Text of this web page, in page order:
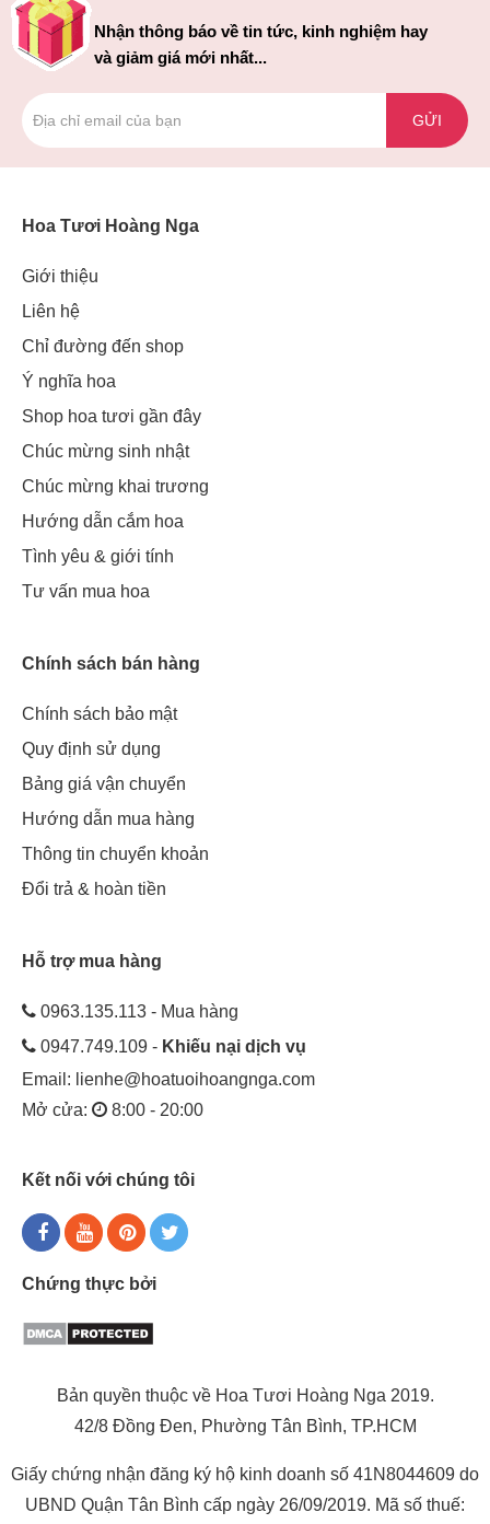
Nhận thông báo về tin tức, kinh nghiệm hay
và giảm giá mới nhất...
GỬI
Hoa Tươi Hoàng Nga
Giới thiệu
Liên hệ
Chỉ đường đến shop
Ý nghĩa hoa
Shop hoa tươi gần đây
Chúc mừng sinh nhật
Chúc mừng khai trương
Hướng dẫn cắm hoa
Tình yêu & giới tính
Tư vấn mua hoa
Chính sách bán hàng
Chính sách bảo mật
Quy định sử dụng
Bảng giá vận chuyển
Hướng dẫn mua hàng
Thông tin chuyển khoản
Đổi trả & hoàn tiền
Hỗ trợ mua hàng
0963.135.113 - Mua hàng
0947.749.109 - Khiếu nại dịch vụ
Email: lienhe@hoatuoihoangnga.com
Mở cửa:
8:00 - 20:00
Kết nối với chúng tôi
Chứng thực bởi
Bản quyền thuộc về Hoa Tươi Hoàng Nga 2019.
42/8 Đồng Đen, Phường Tân Bình, TP.HCM
Giấy chứng nhận đăng ký hộ kinh doanh số 41N8044609 do
UBND Quận Tân Bình cấp ngày 26/09/2019. Mã số thuế: